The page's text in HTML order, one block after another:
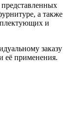
а также
и
заказу
её применения.